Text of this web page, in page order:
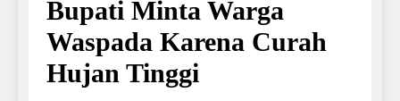
Bupati Minta Warga
Waspada Karena Curah
Hujan Tinggi